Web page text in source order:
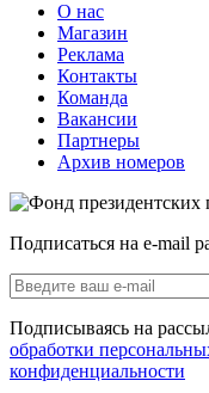
О нас
Магазин
Реклама
Контакты
Команда
Вакансии
Партнеры
Архив номеров
Подписаться на e-mail
Подписываясь на
обработки
конфиденциальности